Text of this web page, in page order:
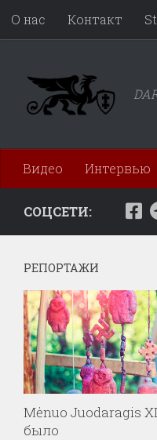
Перейти к
О нас Контакт
Видео Интервью
СОЦСЕТИ:
РЕПОРТАЖИ
Mėnuo Juodaragis
было